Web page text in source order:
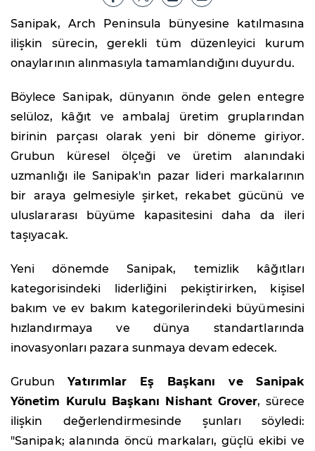
Sanipak, Arch Peninsula bünyesine katılmasına
ilişkin sürecin, gerekli tüm düzenleyici kurum
onaylarının alınmasıyla tamamlandığını duyurdu.
Böylece Sanipak, dünyanın önde gelen entegre
selüloz, kâğıt ve ambalaj üretim gruplarından
birinin parçası olarak yeni bir döneme giriyor.
Grubun küresel ölçeği ve üretim alanındaki
uzmanlığı ile Sanipak'ın pazar lideri markalarının
bir araya gelmesiyle şirket, rekabet gücünü ve
uluslararası büyüme kapasitesini daha da ileri
taşıyacak.
Yeni dönemde Sanipak, temizlik kâğıtları
kategorisindeki liderliğini pekiştirirken, kişisel
bakım ve ev bakım kategorilerindeki büyümesini
hızlandırmaya ve dünya standartlarında
inovasyonları pazara sunmaya devam edecek.
GrubunYatırımlar Eş Başkanı ve Sanipak
Yönetim Kurulu Başkanı Nishant Grover, sürece
ilişkin değerlendirmesinde şunları söyledi:
"Sanipak; alanında öncü markaları, güçlü ekibi ve